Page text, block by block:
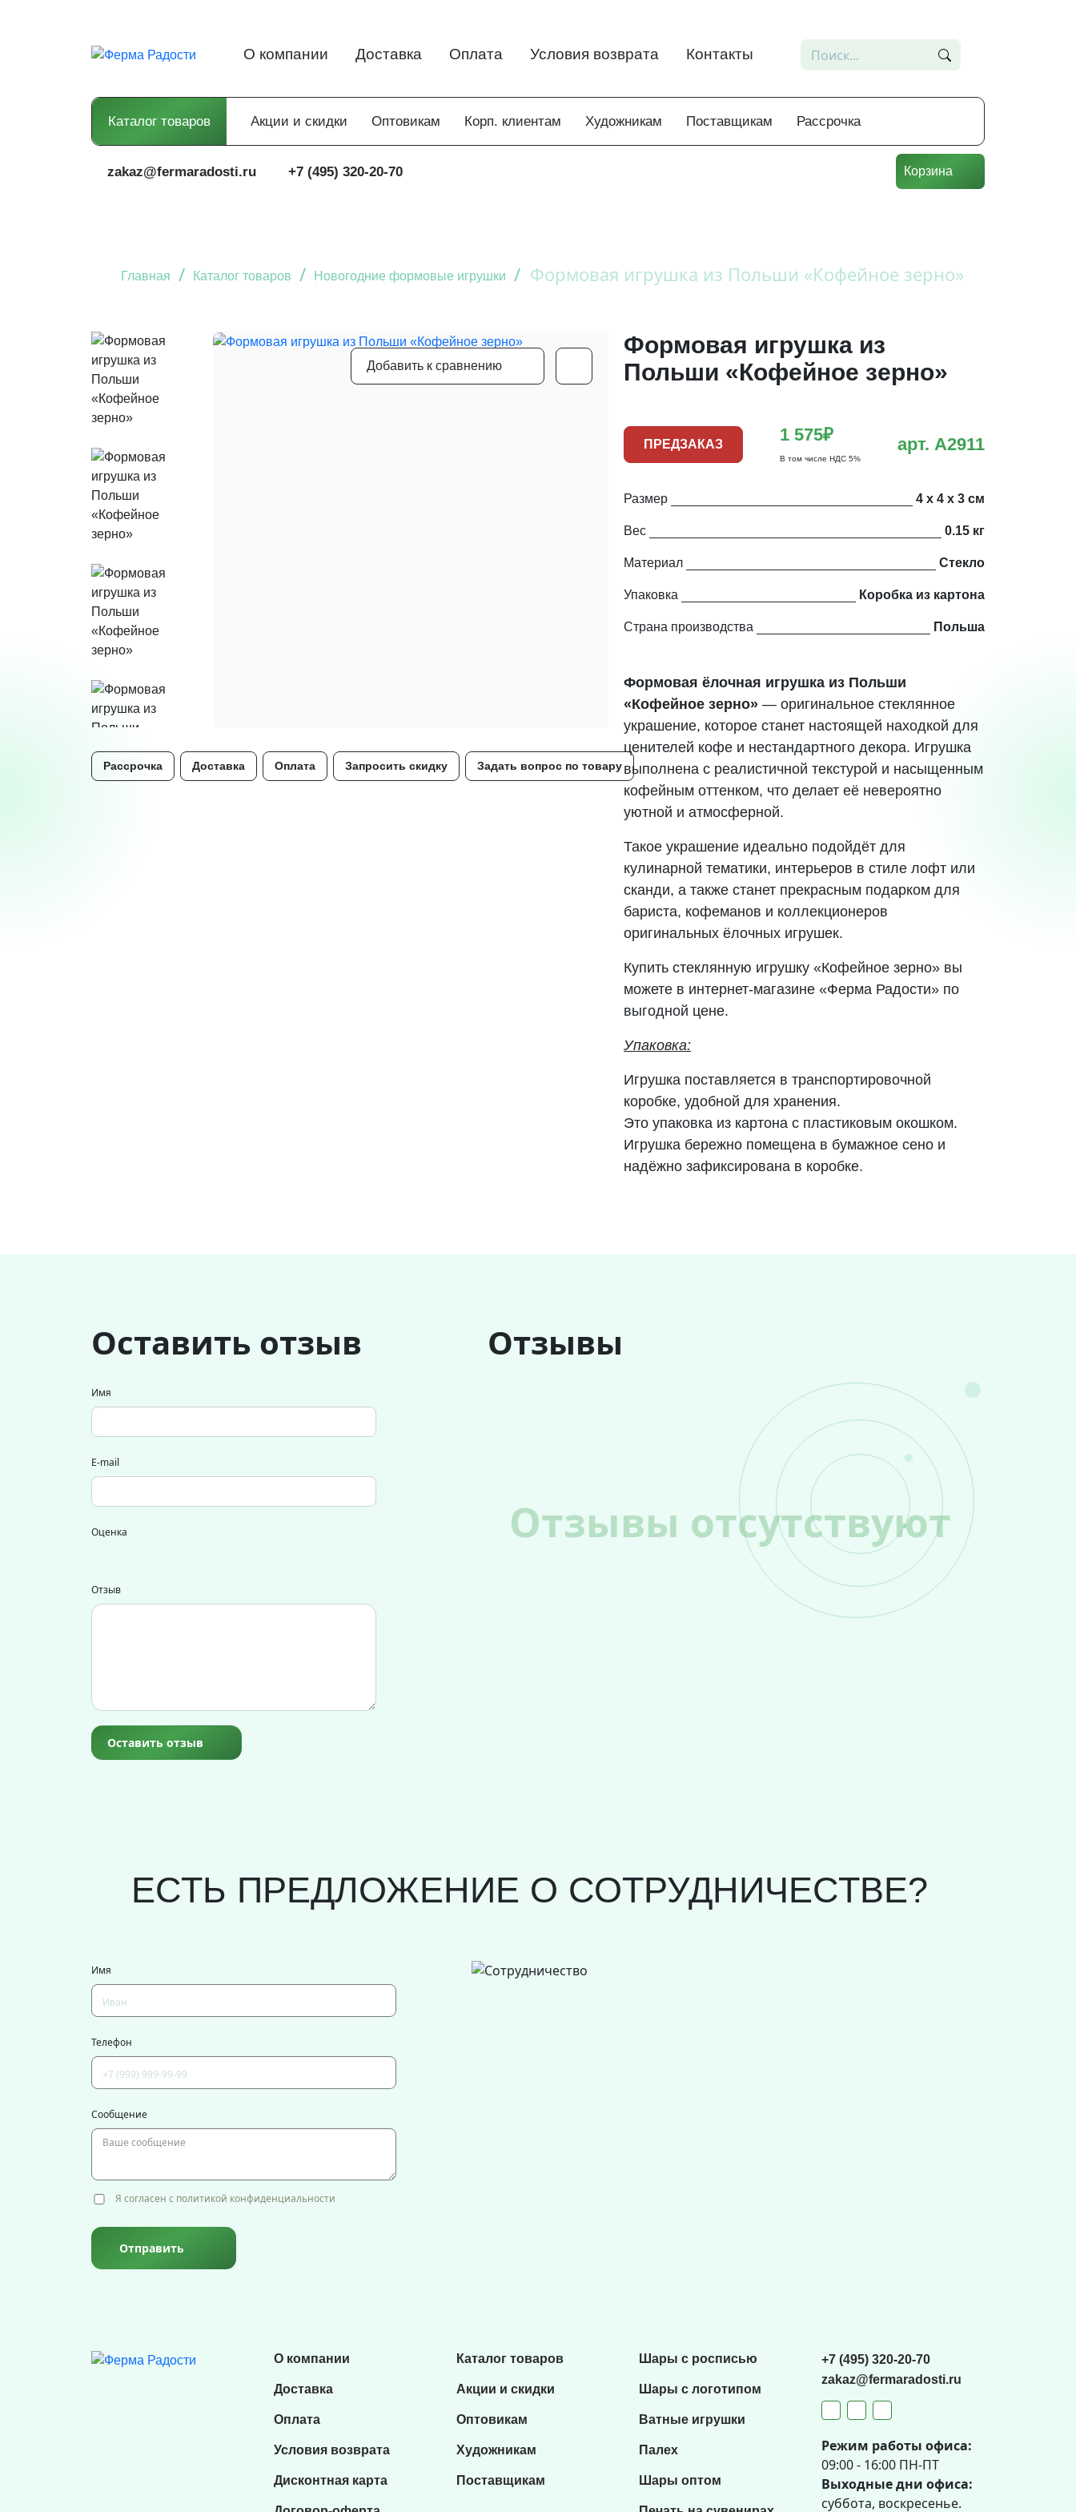
О компании Доставка Оплата Условия возврата Контакты
Каталог товаров Акции и скидки Оптовикам Корп. клиентам Художникам Поставщикам Рассрочка
zakaz@fermaradosti.ru +7 (495) 320-20-70 Корзина
Главная / Каталог товаров / Новогодние формовые игрушки / Формовая игрушка из Польши «Кофейное зерно»
Добавить к сравнению
Рассрочка Доставка Оплата Запросить скидку Задать вопрос по товару
Формовая игрушка из
Польши «Кофейное зерно»
ПРЕДЗАКАЗ 1 575₽
В том числе НДС 5%
арт. A2911
Размер 4 х 4 х 3 см
Вес 0.15 кг
Материал Стекло
Упаковка Коробка из картона
Страна производства Польша
Формовая ёлочная игрушка из Польши
«Кофейное зерно» — оригинальное стеклянное
украшение, которое станет настоящей находкой для
ценителей кофе и нестандартного декора. Игрушка
выполнена с реалистичной текстурой и насыщенным
кофейным оттенком, что делает её невероятно
уютной и атмосферной.
Такое украшение идеально подойдёт для
кулинарной тематики, интерьеров в стиле лофт или
сканди, а также станет прекрасным подарком для
бариста, кофеманов и коллекционеров
оригинальных ёлочных игрушек.
Купить стеклянную игрушку «Кофейное зерно» вы
можете в интернет-магазине «Ферма Радости» по
выгодной цене.
Упаковка:
Игрушка поставляется в транспортировочной
коробке, удобной для хранения.
Это упаковка из картона с пластиковым окошком.
Игрушка бережно помещена в бумажное сено и
надёжно зафиксирована в коробке.
Оставить отзыв
Имя
E-mail
Оценка
Отзыв
Оставить отзыв
Отзывы
Отзывы отсутствуют
ЕСТЬ ПРЕДЛОЖЕНИЕ О СОТРУДНИЧЕСТВЕ?
Имя
Телефон
Сообщение
Я согласен с политикой конфиденциальности
Отправить
О компании
Доставка
Оплата
Условия возврата
Дисконтная карта
Каталог товаров
Акции и скидки
Оптовикам
Художникам
Поставщикам
Шары с росписью
Шары с логотипом
Ватные игрушки
Палех
Шары оптом
+7 (495) 320-20-70
zakaz@fermaradosti.ru
Режим работы офиса:
09:00 - 16:00 ПН-ПТ
Выходные дни офиса:
суббота, воскресенье.